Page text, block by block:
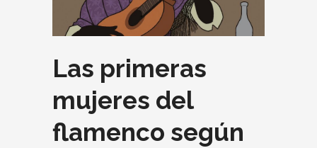
Las primeras
mujeres del
flamenco según